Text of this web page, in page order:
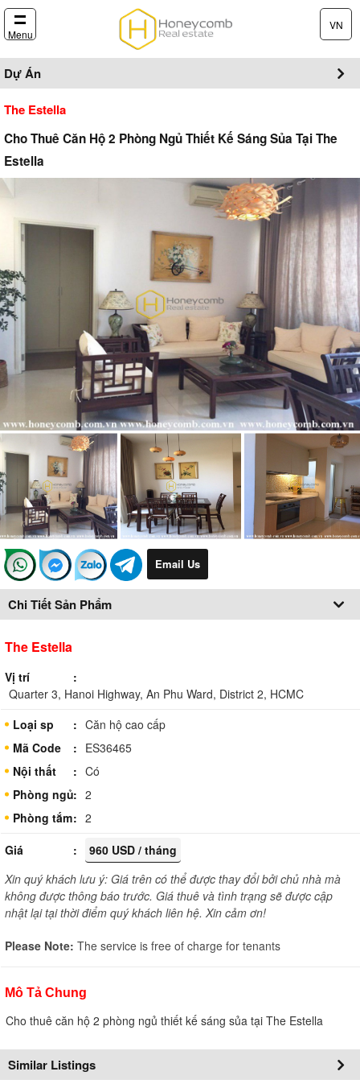
Menu
VN
Dự Án
The Estella
Cho Thuê Căn Hộ 2 Phòng Ngủ Thiết Kế Sáng Sủa Tại The
Estella
Email Us
Chi Tiết Sản Phẩm
The Estella
Vị trí
Quarter 3, Hanoi Highway, An Phu Ward, District 2, HCMC
Loại sp
Căn hộ cao cấp
Mã Code
ES36465
Nội thất
Có
Phòng ngủ
2
Phòng tắm
2
Giá
960 USD / tháng
Xin quý khách lưu ý: Giá trên có thể được thay đổi bởi chủ nhà mà
không được thông báo trước. Giá thuê và tình trạng sẽ được cập
nhật lại tại thời điểm quý khách liên hệ. Xin cảm ơn!
Please Note: The service is free of charge for tenants
Mô Tả Chung
Cho thuê căn hộ 2 phòng ngủ thiết kế sáng sủa tại The Estella
Similar Listings